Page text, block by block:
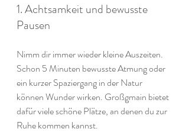
1. Achtsamkeit und bewusste
Pausen
Nimm dir immer wieder kleine Auszeiten.
Schon 5 Minuten bewusste Atmung oder
ein kurzer Spaziergang in der Natur
können Wunder wirken. Großgmain bietet
dafür viele schöne Plätze, an denen du zur
Ruhe kommen kannst.